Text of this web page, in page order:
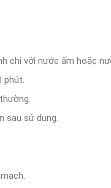
chi với nước ấm hoặc
phút.
sau sử dụng.